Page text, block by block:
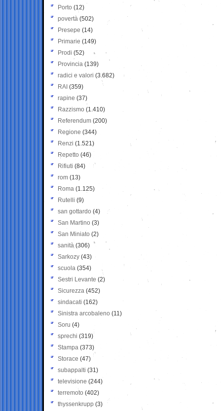
Porto (12)
povertà (502)
Presepe (14)
Primarie (149)
Prodi (52)
Provincia (139)
radici e valori (3.682)
RAI (359)
rapine (37)
Razzismo (1.410)
Referendum (200)
Regione (344)
Renzi (1.521)
Repetto (46)
Rifiuti (84)
rom (13)
Roma (1.125)
Rutelli (9)
san gottardo (4)
San Martino (3)
San Miniato (2)
sanità (306)
Sarkozy (43)
scuola (354)
Sestri Levante (2)
Sicurezza (452)
sindacati (162)
Sinistra arcobaleno (11)
Soru (4)
sprechi (319)
Stampa (373)
Storace (47)
subappalti (31)
televisione(244)
terremoto (402)
thyssenkrupp (3)